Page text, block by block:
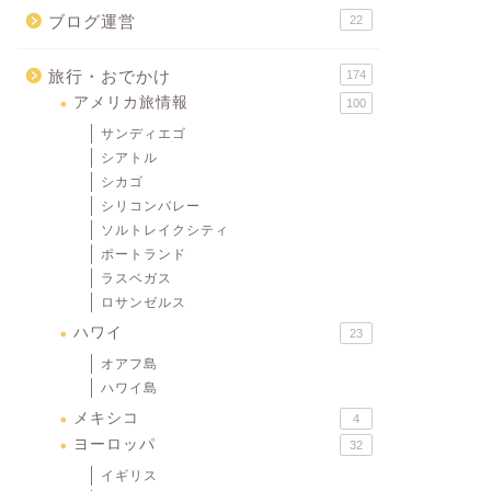
ブログ運営 22
旅行・おでかけ 174
アメリカ旅情報 100
サンディエゴ
シアトル
シカゴ
シリコンバレー
ソルトレイクシティ
ポートランド
ラスベガス
ロサンゼルス
ハワイ 23
オアフ島
ハワイ島
メキシコ 4
ヨーロッパ 32
イギリス